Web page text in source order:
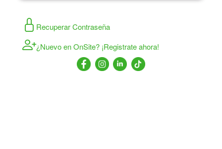
Recuperar Contraseña
¿Nuevo en OnSite? ¡Registrate ahora!